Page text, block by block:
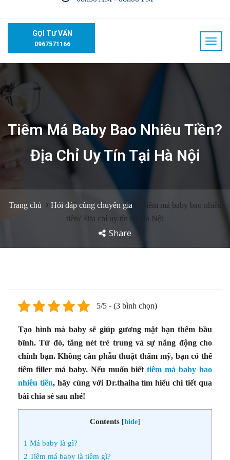
GỌI TƯ VẤN
0967571166
Tiêm Má Baby Bao Nhiêu Tiền?
Địa Chỉ Uy Tín Tại Hà Nội
Trang chủ Hỏi đáp cùng chuyên gia
Tiêm má baby bao nhiêu
tiền? Địa chỉ uy tín tại Hà Nội
Share
5/5 - (3 bình chọn)
Tạo hình má baby sẽ giúp gương mặt bạn thêm bầu
bĩnh. Từ đó, tăng nét trẻ trung và sự năng động cho
chính bạn. Không cần phẫu thuật thẩm mỹ, bạn có thể
tiêm filler má baby. Nếu muốn biếttiêm má baby bao
nhiêu tiền, hãy cùng với Dr.thaiha tìm hiểu chi tiết qua
bài chia sẻ sau nhé!
Contents [hide]
1 Má baby là gì?
2 Tiêm má baby là tiêm gì?